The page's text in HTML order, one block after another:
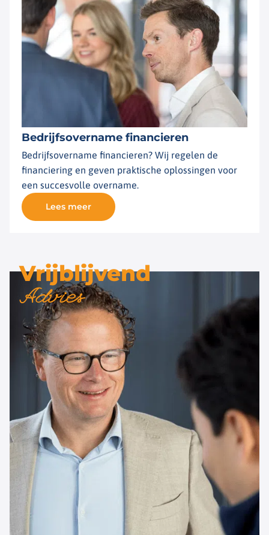
Bedrijfsovername financieren
Bedrijfsovername financieren? Wij regelen de
financiering en geven praktische oplossingen voor
een succesvolle overname.
Lees meer
Vrijblijvend
Advies